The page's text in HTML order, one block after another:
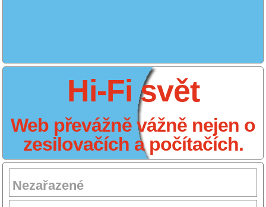
Hi-Fi svět
Web převážně vážně nejen o
zesilovačích a počítačích.
Nezařazené